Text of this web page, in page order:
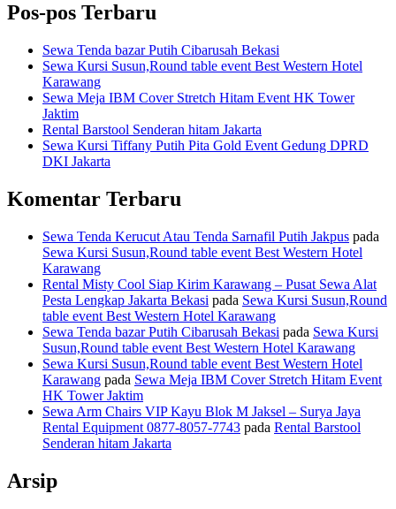
Pos-pos Terbaru
Sewa Tenda bazar Putih Cibarusah Bekasi
Sewa Kursi Susun,Round table event Best Western Hotel
Karawang
Sewa Meja IBM Cover Stretch Hitam Event HK Tower
Jaktim
Rental Barstool Senderan hitam Jakarta
Sewa Kursi Tiffany Putih Pita Gold Event Gedung DPRD
DKI Jakarta
Komentar Terbaru
Sewa Tenda Kerucut Atau Tenda Sarnafil Putih Jakpus pada
Sewa Kursi Susun,Round table event Best Western Hotel
Karawang
Rental Misty Cool Siap Kirim Karawang – Pusat Sewa Alat
Pesta Lengkap Jakarta Bekasi pada Sewa Kursi Susun,Round
table event Best Western Hotel Karawang
Sewa Tenda bazar Putih Cibarusah Bekasi pada Sewa Kursi
Susun,Round table event Best Western Hotel Karawang
Sewa Kursi Susun,Round table event Best Western Hotel
Karawang pada Sewa Meja IBM Cover Stretch Hitam Event
HK Tower Jaktim
Sewa Arm Chairs VIP Kayu Blok M Jaksel – Surya Jaya
Rental Equipment 0877-8057-7743 pada Rental Barstool
Senderan hitam Jakarta
Arsip